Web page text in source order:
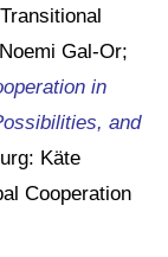
Gal-Or;
in
and
Käte
Cooperation